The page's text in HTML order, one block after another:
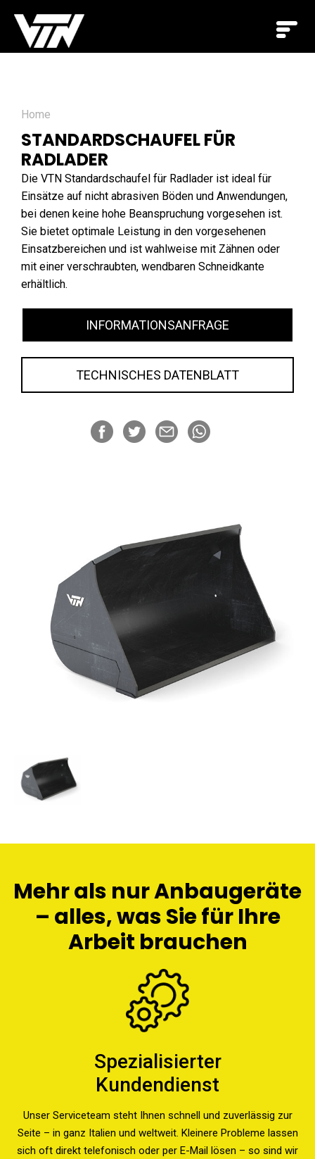
Home
STANDARDSCHAUFEL FÜR
RADLADER
Die VTN Standardschaufel für Radlader ist ideal für
Einsätze auf nicht abrasiven Böden und Anwendungen,
bei denen keine hohe Beanspruchung vorgesehen ist.
Sie bietet optimale Leistung in den vorgesehenen
Einsatzbereichen und ist wahlweise mit Zähnen oder
mit einer verschraubten, wendbaren Schneidkante
erhältlich.
INFORMATIONSANFRAGE
TECHNISCHES DATENBLATT
Mehr als nur Anbaugeräte
– alles, was Sie für Ihre
Arbeit brauchen
Spezialisierter
Kundendienst
Unser Serviceteam steht Ihnen schnell und zuverlässig zur
Seite – in ganz Italien und weltweit. Kleinere Probleme lassen
sich oft direkt telefonisch oder per E-Mail lösen – so sind wir